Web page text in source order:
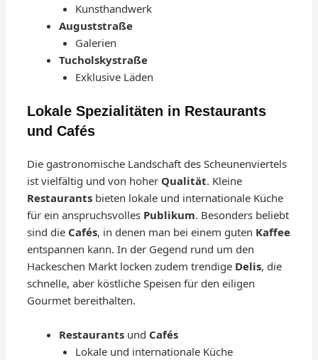
Kunsthandwerk
Auguststraße
Galerien
Tucholskystraße
Exklusive Läden
Lokale Spezialitäten in Restaurants
und Cafés
Die gastronomische Landschaft des Scheunenviertels
ist vielfältig und von hoher Qualität. Kleine
Restaurants bieten lokale und internationale Küche
für ein anspruchsvolles Publikum. Besonders beliebt
sind die Cafés, in denen man bei einem guten Kaffee
entspannen kann. In der Gegend rund um den
Hackeschen Markt locken zudem trendige Delis, die
schnelle, aber köstliche Speisen für den eiligen
Gourmet bereithalten.
Restaurants und Cafés
Lokale und internationale Küche